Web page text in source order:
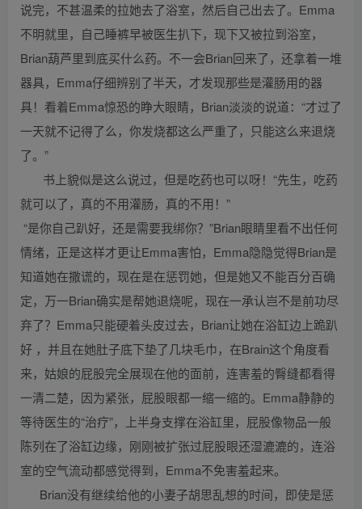
说完，不甚温柔的拉她去了浴室，然后自己出去了。Emma
不明就里，自己睡裤早被医生扒下，现下又被拉到浴室，
Brian葫芦里到底买什么药。不一会Brian回来了，还拿着一堆
器具，Emma仔细辨别了半天，才发现那些是灌肠用的器
具！看着Emma惊恐的睁大眼睛，Brian淡淡的说道：“才过了
一天就不记得了么，你发烧都这么严重了，只能这么来退烧
了。”
书上貌似是这么说过，但是吃药也可以呀！“先生，吃药
就可以了，真的不用灌肠，真的不用！”
“是你自己趴好，还是需要我绑你？”Brian眼睛里看不出任何
情绪，正是这样才更让Emma害怕，Emma隐隐觉得Brian是
知道她在撒谎的，现在是在惩罚她，但是她又不能百分百确
定，万一Brian确实是帮她退烧呢，现在一承认岂不是前功尽
弃了？Emma只能硬着头皮过去，Brian让她在浴缸边上跪趴
好 ，并且在她肚子底下垫了几块毛巾，在Brain这个角度看
来，姑娘的屁股完全展现在他的面前，连害羞的臀缝都看得
一清二楚，因为紧张，屁股眼都一缩一缩的。Emma静静的
等待医生的“治疗”，上半身支撑在浴缸里，屁股像物品一般
陈列在了浴缸边缘，刚刚被扩张过屁股眼还湿漉漉的，连浴
室的空气流动都感觉得到，Emma不免害羞起来。
Brian没有继续给他的小妻子胡思乱想的时间，即使是惩